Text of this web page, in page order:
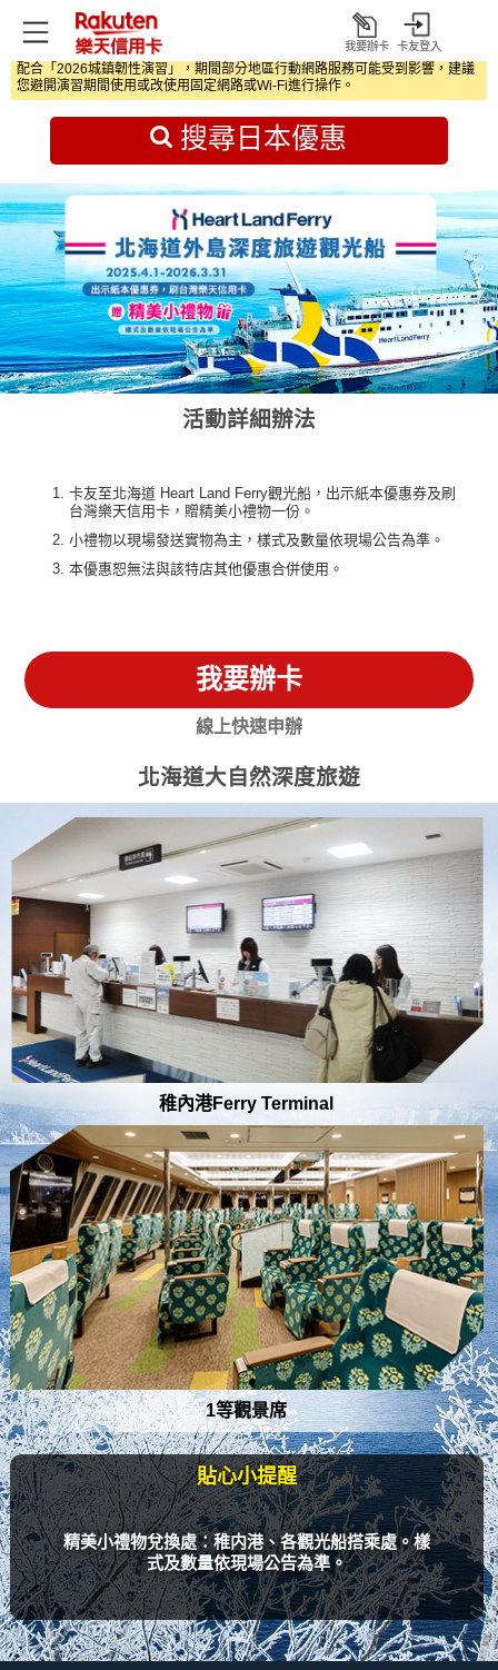
打
開
我要辦卡 卡友登入
配合「2026城鎮韌性演習」，期間部分地區行動網路服務可能受到影響，建議
您避開演習期間使用或改使用固定網路或Wi‑Fi進行操作。
首頁 日本旅遊優惠
搜尋日本優惠
活動詳細辦法
卡友至北海道 Heart Land Ferry觀光船，出示紙本優惠券及刷
台灣樂天信用卡，贈精美小禮物一份。
小禮物以現場發送實物為主，樣式及數量依現場公告為準。
本優惠恕無法與該特店其他優惠合併使用。
我要辦卡
線上快速申辦
北海道大自然深度旅遊
稚內港Ferry Terminal
1等觀景席
貼心小提醒
精美小禮物兌換處：稚内港、各觀光船搭乘處。樣
式及數量依現場公告為準。